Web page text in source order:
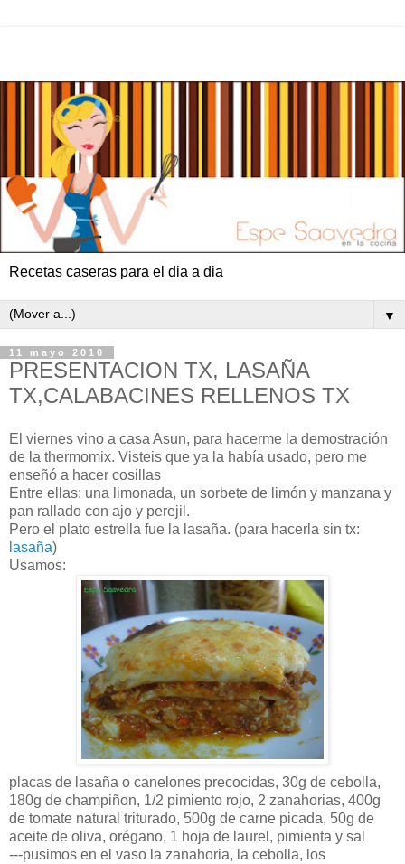
Recetas caseras para el dia a dia
▼
11 mayo 2010
PRESENTACION TX, LASAÑA
TX,CALABACINES RELLENOS TX
El viernes vino a casa Asun, para hacerme la demostración
de la thermomix. Visteis que ya la había usado, pero me
enseñó a hacer cosillas
Entre ellas: una limonada, un sorbete de limón y manzana y
pan rallado con ajo y perejil.
Pero el plato estrella fue la lasaña. (para hacerla sin tx:
lasaña)
Usamos:
placas de lasaña o canelones precocidas, 30g de cebolla,
180g de champiñon, 1/2 pimiento rojo, 2 zanahorias, 400g
de tomate natural triturado, 500g de carne picada, 50g de
aceite de oliva, orégano, 1 hoja de laurel, pimienta y sal
---pusimos en el vaso la zanahoria, la cebolla, los